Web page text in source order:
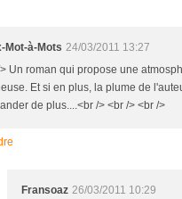
Mot-à-Mots 24/03/2011 13:27
Un roman qui propose une
Et si en plus, la plume de
de plus....<br /> <br /> <br />
Fransoaz 26/03/2011 10:29